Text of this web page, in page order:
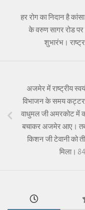
हर रोग का निदान है
के वरुण सागर रोड
शुभारंभ।
अजमेर में राष्ट्रीय
विभाजन के समय
वाधुमल जी अमरकोट में
बचाकर अजमेर आए। तब
किशन जी टेवानी को
मिला।